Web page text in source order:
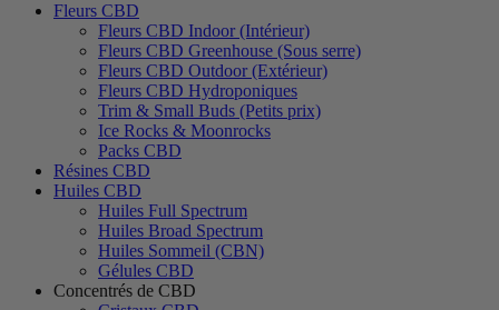
Fleurs CBD
Fleurs CBD Indoor (Intérieur)
Fleurs CBD Greenhouse (Sous serre)
Fleurs CBD Outdoor (Extérieur)
Fleurs CBD Hydroponiques
Trim & Small Buds (Petits prix)
Ice Rocks & Moonrocks
Packs CBD
Résines CBD
Huiles CBD
Huiles Full Spectrum
Huiles Broad Spectrum
Huiles Sommeil (CBN)
Gélules CBD
Concentrés de CBD